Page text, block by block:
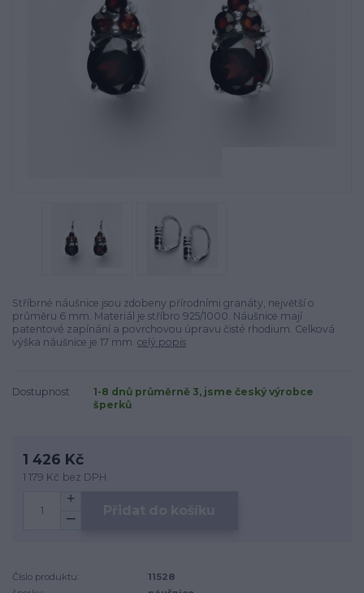
Stříbrné náušnice jsou zdobeny přírodními granáty, největší o
průměru 6 mm. Materiál je stříbro 925/1000. Náušnice mají
patentové zapínání a povrchovou úpravu čisté rhodium. Celková
výška náušnice je 17 mm. celý popis
Dostupnost
1-8 dnů průměrně 3, jsme český výrobce
šperků
1 426 Kč
1 179 Kč bez DPH
Číslo produktu:
11528